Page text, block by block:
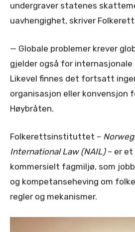
undergraver statenes
uavhengighet, skriver
— Globale problemer krever
gjelder også for
Likevel finnes det fortsatt
organisasjon eller konvensjon
Høybråten.
Folkerettsinstituttet –
International Law (NAIL)– er et
kommersielt fagmiljø, som
og kompetanseheving om
regler og mekanismer.